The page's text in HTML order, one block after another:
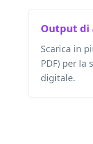
Output di
Scarica in
PDF) per la
digitale.